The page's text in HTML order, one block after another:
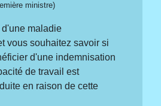
ministre)
maladie
vous souhaitez savoir si
d'une indemnisation
de travail est
en raison de cette